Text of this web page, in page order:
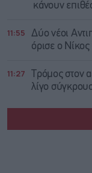
κάνουν
11:55
Δύο νέοι
όρισε ο
11:27
Τρόμος στον
λίγο